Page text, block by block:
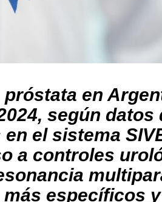
en
según datos
el sistema
a controles
específicos